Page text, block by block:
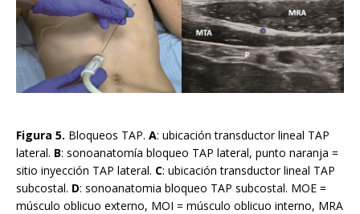
Figura 5. Bloqueos TAP. A: ubicación transductor lineal TAP
lateral. B: sonoanatomía bloqueo TAP lateral, punto naranja =
sitio inyección TAP lateral. C: ubicación transductor lineal TAP
subcostal. D: sonoanatomia bloqueo TAP subcostal. MOE =
músculo oblicuo externo, MOI = músculo oblicuo interno, MRA